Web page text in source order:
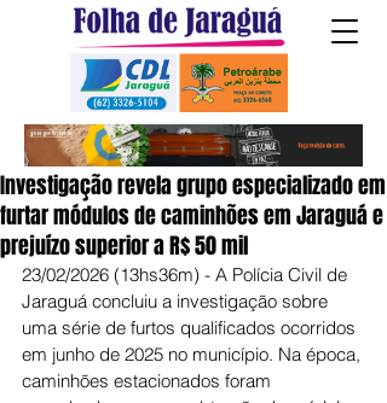
Investigação revela grupo especializado em
furtar módulos de caminhões em Jaraguá e
prejuízo superior a R$ 50 mil
23/02/2026 (13hs36m) - A Polícia Civil de
Jaraguá concluiu a investigação sobre
uma série de furtos qualificados ocorridos
em junho de 2025 no município. Na época,
caminhões estacionados foram